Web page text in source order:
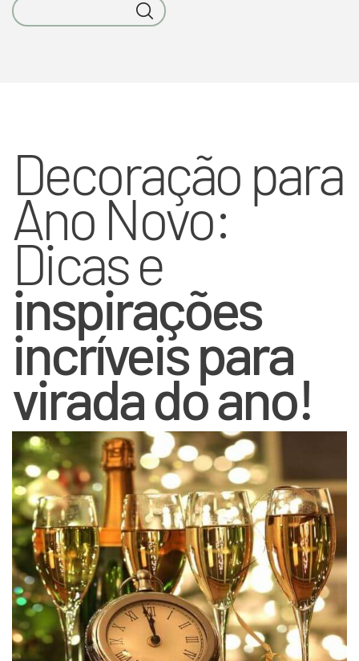
Decoração para
Ano Novo:
Dicas e
inspirações
incríveis para
virada do ano!